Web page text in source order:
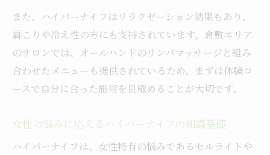
また、ハイパーナイフはリラクゼーション効果もあり、
肩こりや冷え性の方にも支持されています。倉敷エリア
のサロンでは、オールハンドのリンパマッサージと組み
合わせたメニューも提供されているため、まずは体験コ
ースで自分に合った施術を見極めることが大切です。
女性の悩みに応えるハイパーナイフの知識基礎
ハイパーナイフは、女性特有の悩みであるセルライトや